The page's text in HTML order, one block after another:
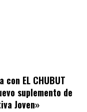
con EL CHUBUT
suplemento de
Joven»